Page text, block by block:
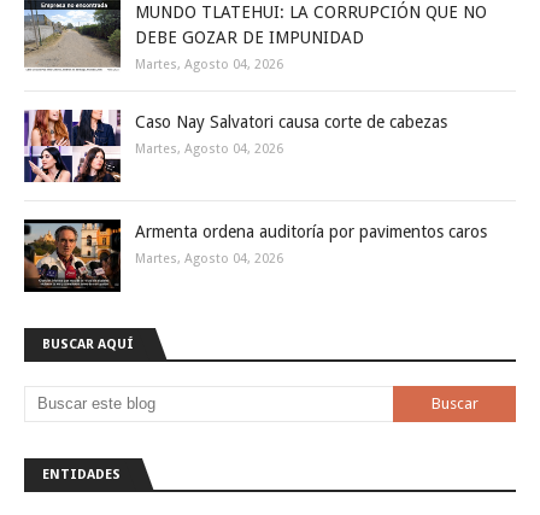
MUNDO TLATEHUI: LA CORRUPCIÓN QUE NO
DEBE GOZAR DE IMPUNIDAD
Martes, Agosto 04, 2026
Caso Nay Salvatori causa corte de cabezas
Martes, Agosto 04, 2026
Armenta ordena auditoría por pavimentos caros
Martes, Agosto 04, 2026
BUSCAR AQUÍ
ENTIDADES